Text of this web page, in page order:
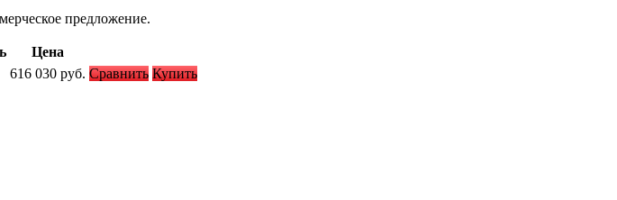
предложение.
Цена
616 030 руб. Сравнить Купить